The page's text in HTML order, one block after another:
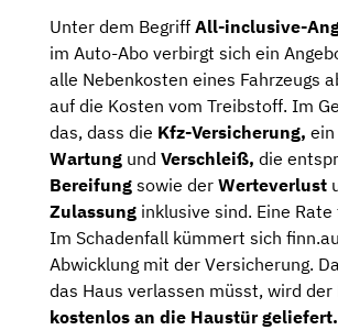
Unter dem Begriff All-inclusive-
im Auto-Abo verbirgt sich ein
alle Nebenkosten eines Fahrzeugs
auf die Kosten vom Treibstoff. Im
das, dass die Kfz-Versicherung,
Wartung und Verschleiß, die
Bereifung sowie der Werteverlust
Zulassung inklusive sind. Eine
Im Schadenfall kümmert sich
Abwicklung mit der Versicherung.
das Haus verlassen müsst, wird der
kostenlos an die Haustür geliefert.